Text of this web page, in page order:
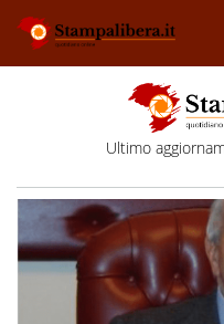
Ultimo